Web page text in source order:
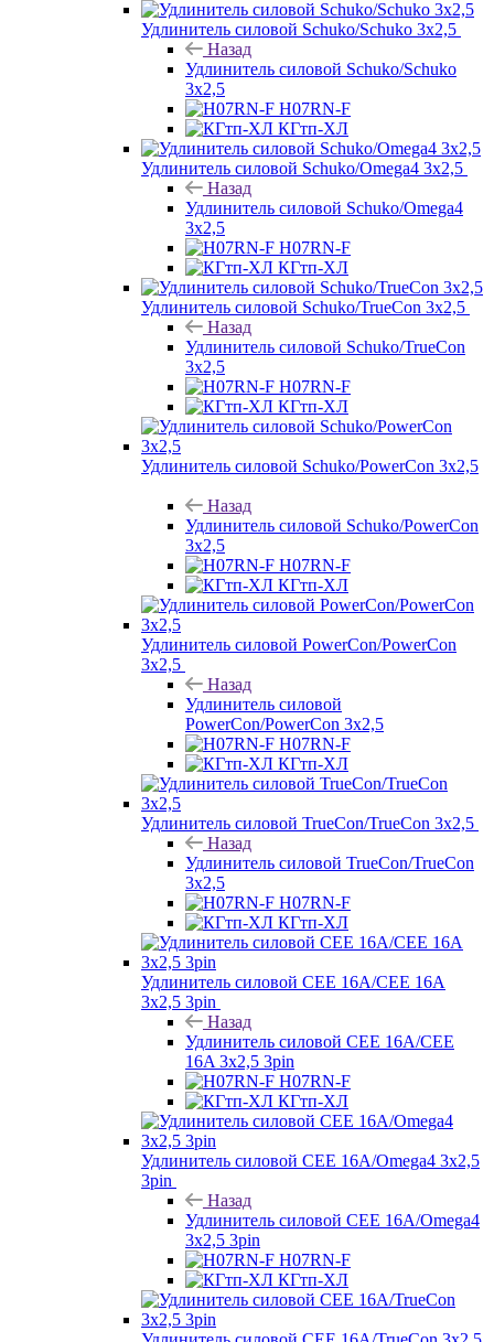
Удлинитель силовой Schuko/Schuko 3х2,5
Назад
Удлинитель силовой Schuko/Schuko
3х2,5
H07RN-F
КГтп-ХЛ
Удлинитель силовой Schuko/Omega4 3х2,5
Назад
Удлинитель силовой Schuko/Omega4
3х2,5
H07RN-F
КГтп-ХЛ
Удлинитель силовой Schuko/TrueCon 3х2,5
Назад
Удлинитель силовой Schuko/TrueCon
3х2,5
H07RN-F
КГтп-ХЛ
Удлинитель силовой Schuko/PowerCon 3х2,5
Назад
Удлинитель силовой Schuko/PowerCon
3х2,5
H07RN-F
КГтп-ХЛ
Удлинитель силовой PowerCon/PowerCon
3х2,5
Назад
Удлинитель силовой
PowerCon/PowerCon 3х2,5
H07RN-F
КГтп-ХЛ
Удлинитель силовой TrueCon/TrueCon 3х2,5
Назад
Удлинитель силовой TrueCon/TrueCon
3х2,5
H07RN-F
КГтп-ХЛ
Удлинитель силовой CEE 16A/CEE 16A
3х2,5 3pin
Назад
Удлинитель силовой CEE 16A/CEE
16A 3х2,5 3pin
H07RN-F
КГтп-ХЛ
Удлинитель силовой CEE 16A/Omega4 3х2,5
3pin
Назад
Удлинитель силовой CEE 16A/Omega4
3х2,5 3pin
H07RN-F
КГтп-ХЛ